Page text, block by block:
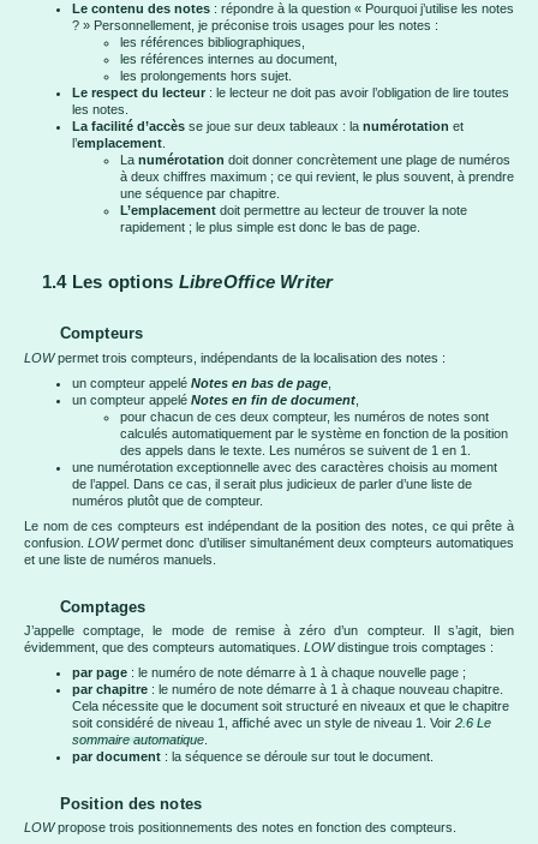
Le contenu des notes : répondre à la question « Pourquoi j’utilise les notes
? » Personnellement, je préconise trois usages pour les notes :
les références bibliographiques,
les références internes au document,
les prolongements hors sujet.
Le respect du lecteur : le lecteur ne doit pas avoir l’obligation de lire toutes
les notes.
La facilité d’accès se joue sur deux tableaux : la numérotation et
l’emplacement
La numérotation doit donner concrètement une plage de numéros
à deux chiffres maximum ; ce qui revient, le plus souvent, à prendre
une séquence par chapitre.
L’emplacement doit permettre au lecteur de trouver la note
rapidement ; le plus simple est donc le bas de page.
1.4 Les options LibreOffice Writer
Compteurs
LOWpermet trois compteurs, indépendants de la localisation des notes :
un compteur appelé Notes en bas de page
un compteur appelé Notes en fin de document
pour chacun de ces deux compteur, les numéros de notes sont
calculés automatiquement par le système en fonction de la position
des appels dans le texte. Les numéros se suivent de 1 en 1.
une numérotation exceptionnelle avec des caractères choisis au moment
de l’appel. Dans ce cas, il serait plus judicieux de parler d’une liste de
numéros plutôt que de compteur.
Le nom de ces compteurs est indépendant de la position des notes, ce qui prête à
confusion.LOWpermet donc d’utiliser simultanément deux compteurs automatiques
et une liste de numéros manuels.
Comptages
J’appelle comptage, le mode de remise à zéro d’un compteur. Il s’agit, bien
évidemment, que des compteurs automatiques. LOWdistingue trois comptages :
par page : le numéro de note démarre à 1 à chaque nouvelle page ;
par chapitre : le numéro de note démarre à 1 à chaque nouveau chapitre.
Cela nécessite que le document soit structuré en niveaux et que le chapitre
soit considéré de niveau 1, affiché avec un style de niveau 1. Voir 2.6 Le
sommaire automatique
par document : la séquence se déroule sur tout le document.
Position des notes
LOWpropose trois positionnements des notes en fonction des compteurs.